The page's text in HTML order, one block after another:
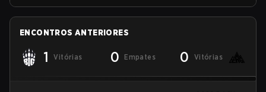
ENCONTROS ANTERIORES
1 Vitórias 0 Empates 0 Vitórias